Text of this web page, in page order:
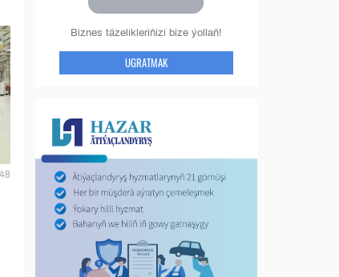
Biznes täzelikleriňizi bize ýollaň!
UGRATMAK